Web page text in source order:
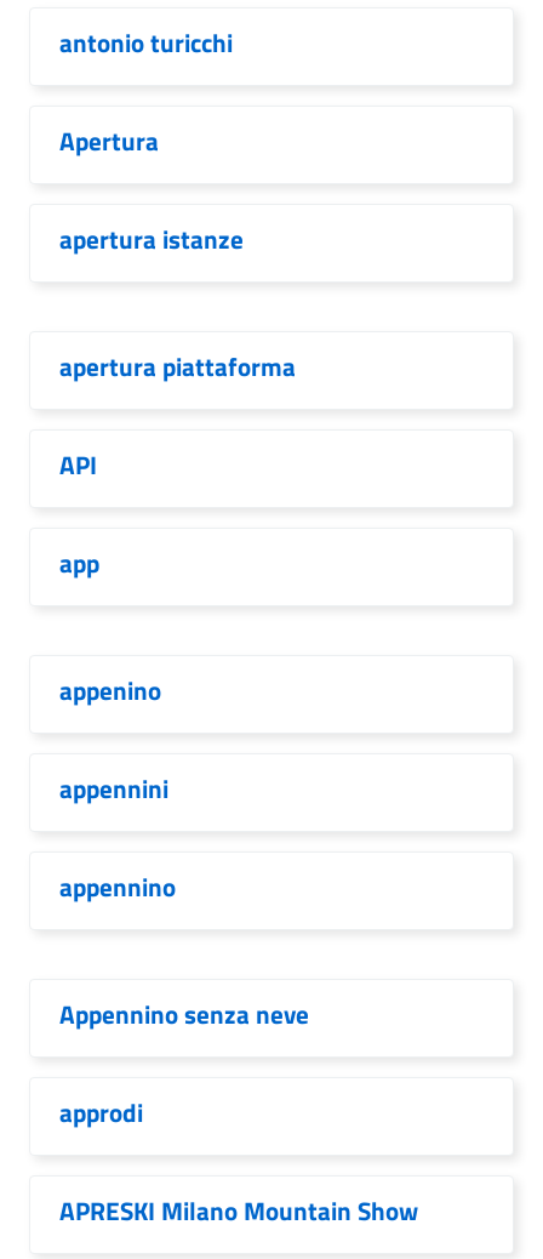
antonio turicchi
Apertura
apertura istanze
apertura piattaforma
API
app
appenino
appennini
appennino
Appennino senza neve
approdi
APRESKI Milano Mountain Show